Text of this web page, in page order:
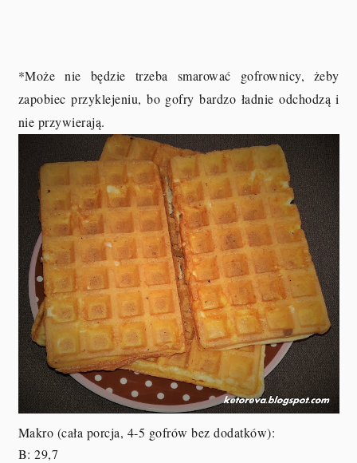
*Może nie będzie trzeba smarować gofrownicy, żeby
zapobiec przyklejeniu, bo gofry bardzo ładnie odchodzą i
nie przywierają.
Makro (cała porcja, 4-5 gofrów bez dodatków):
B: 29,7